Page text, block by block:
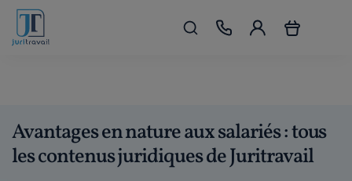
Avantages en nature aux salariés : tous
les contenus juridiques de Juritravail